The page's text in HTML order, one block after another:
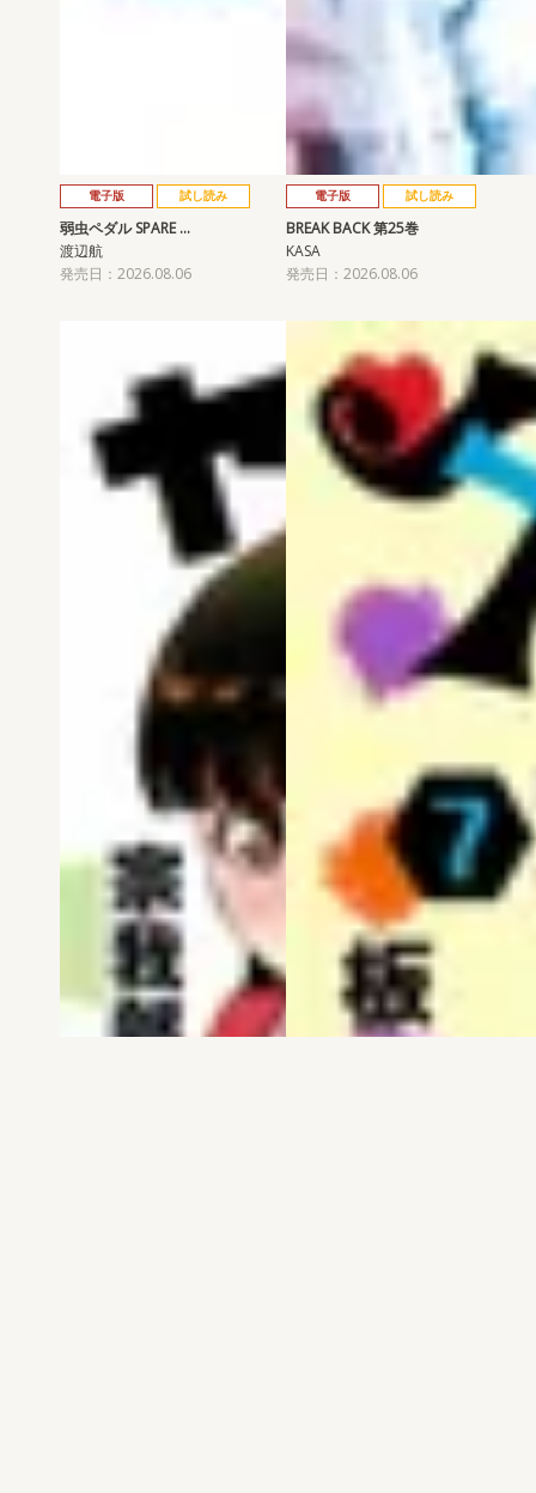
電子版 試し読み
弱虫ペダル SPARE …
渡辺航
発売日：2026.08.06
電子版 試し読み
BREAK BACK 第25巻
KASA
発売日：2026.08.06